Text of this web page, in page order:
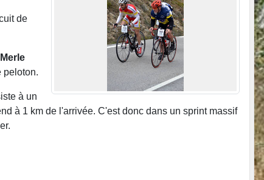
de
peloton.
à un
à 1 km de l'arrivée. C'est donc dans un sprint massif